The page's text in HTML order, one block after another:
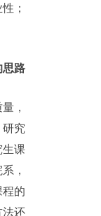
；
思路
，
研究
生课
，
程的
法还